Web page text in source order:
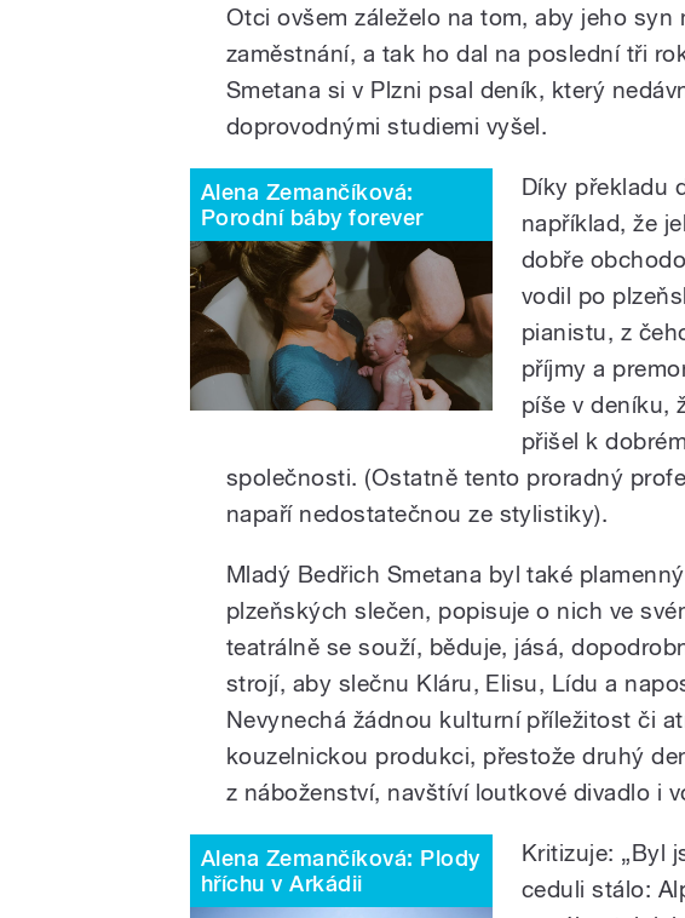
Otci ovšem záleželo na tom, aby jeho syn
zaměstnání, a tak ho dal na poslední tři
Smetana si v Plzni psal deník, který
doprovodnými studiemi vyšel.
Alena Zemančíková:
Porodní báby forever
Díky překladu
například, že
dobře
vodil po
pianistu, z
příjmy a
píše v deníku,
přišel k
společnosti. (Ostatně tento proradný
napaří nedostatečnou ze stylistiky).
Mladý Bedřich Smetana byl také
plzeňských slečen, popisuje o nich ve
teatrálně se souží, běduje, jásá,
strojí, aby slečnu Kláru, Elisu, Lídu a
Nevynechá žádnou kulturní příležitost či
kouzelnickou produkci, přestože druhý
z náboženství, navštíví loutkové divadlo i
Alena Zemančíková: Plody
hříchu v Arkádii
Kritizuje: „Byl
ceduli stálo: